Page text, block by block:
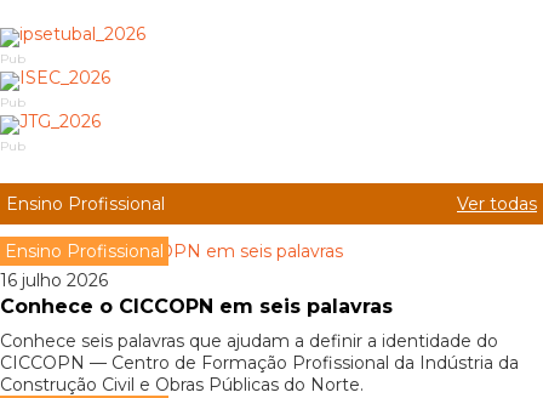
Pub
Pub
Pub
Ensino Profissional Ver todas
Ensino Profissional
16 julho 2026
Conhece o CICCOPN em seis palavras
Conhece seis palavras que ajudam a definir a identidade do
CICCOPN — Centro de Formação Profissional da Indústria da
Construção Civil e Obras Públicas do Norte.